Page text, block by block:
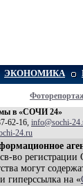
ЭКОНОМИКА
в «СОЧИ 24»
62-16, info@sochi-
24.ru
во
могут
гиперссылка на «